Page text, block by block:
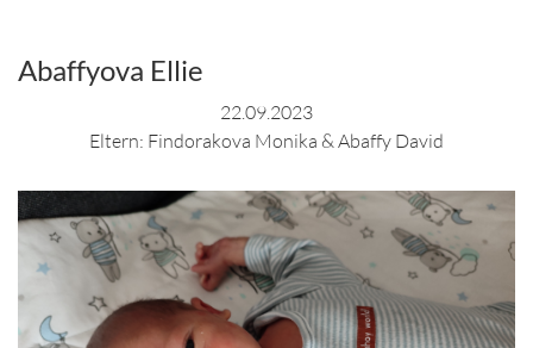
Abaffyova Ellie
22.09.2023
Eltern: Findorakova Monika & Abaffy David